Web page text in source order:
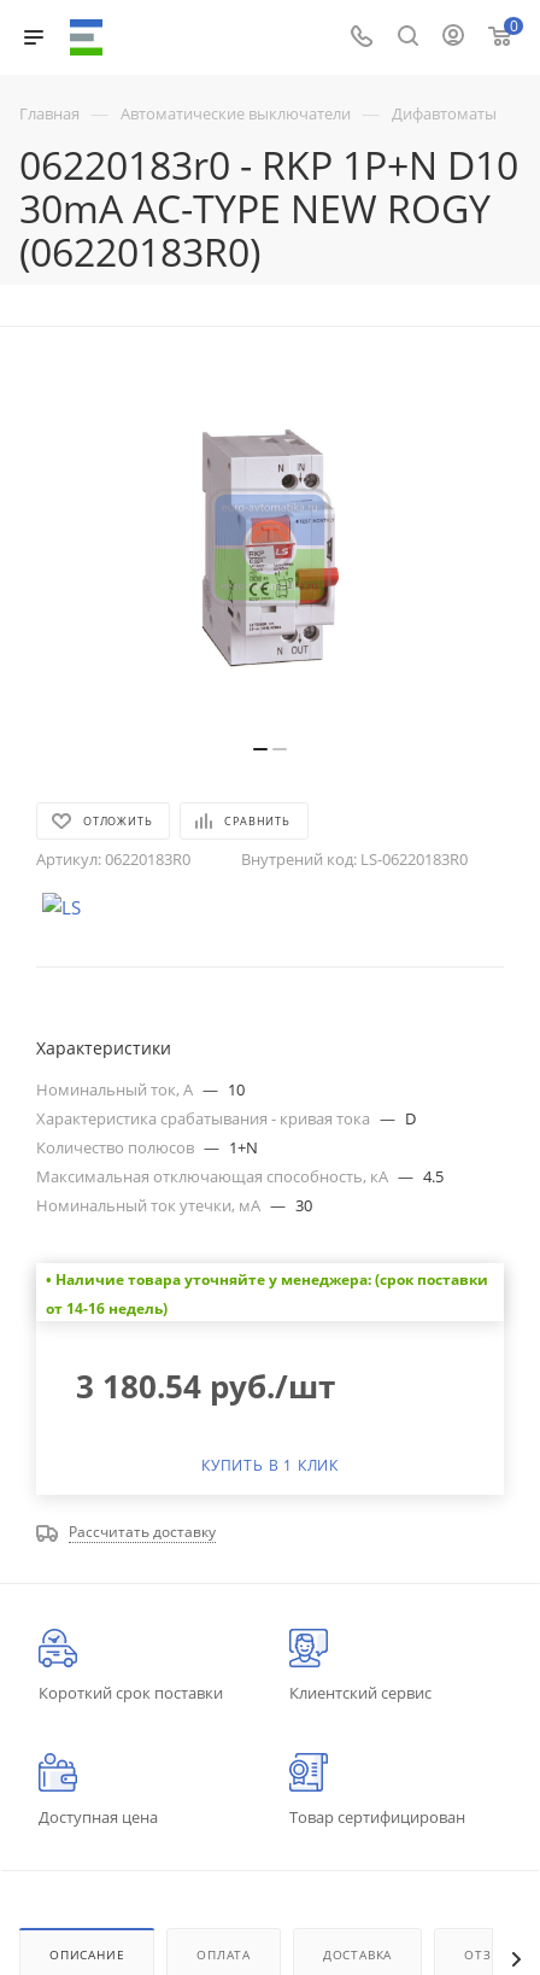
0
Главная — Автоматические выключатели — Дифавтоматы
06220183r0 - RKP 1P+N D10
30mA AC-TYPE NEW ROGY
(06220183R0)
ОТЛОЖИТЬ СРАВНИТЬ
Артикул:06220183R0 Внутрений код: LS-06220183R0
Характеристики
Номинальный ток, А — 10
Характеристика срабатывания - кривая тока — D
Количество полюсов — 1+N
Максимальная отключающая способность, кА — 4.5
Номинальный ток утечки, мА — 30
• Наличие товара уточняйте у менеджера: (срок поставки
от 14-16 недель)
3 180.54 руб./шт
КУПИТЬ В 1 КЛИК
Рассчитать доставку
Короткий срок поставки Клиентский сервис
Доступная цена Товар сертифицирован
ОПИСАНИЕ ОПЛАТА ДОСТАВКА ОТЗЫВЫ